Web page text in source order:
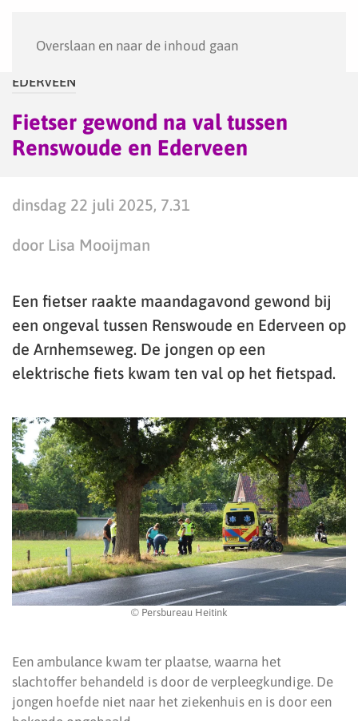
Overslaan en naar de inhoud gaan
EDERVEEN
Fietser gewond na val tussen
Renswoude en Ederveen
dinsdag 22 juli 2025, 7.31
door Lisa Mooijman
Een fietser raakte maandagavond gewond bij
een ongeval tussen Renswoude en Ederveen op
de Arnhemseweg. De jongen op een
elektrische fiets kwam ten val op het fietspad.
© Persbureau Heitink
Een ambulance kwam ter plaatse, waarna het
slachtoffer behandeld is door de verpleegkundige. De
jongen hoefde niet naar het ziekenhuis en is door een